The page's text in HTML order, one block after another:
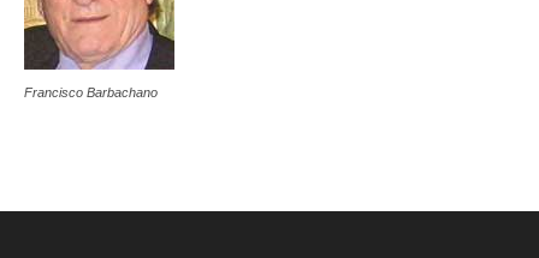
Francisco Barbachano